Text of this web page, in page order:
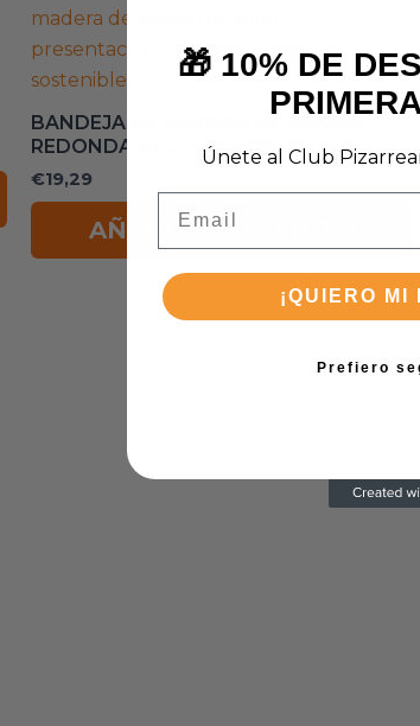
BANDEJA DE MADERA DE ACACIA
REDONDA DE 20 cm CON PIZARRA
€19,29
AÑADIR AL CARRITO
🎁 10% DE
Únete al Club
¡QUIERO MI
Prefiero